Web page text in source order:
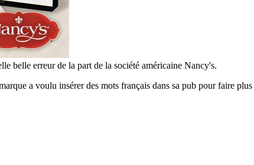
belle erreur de la part de la société américaine Nancy's.
a voulu insérer des mots français dans sa pub pour faire plus